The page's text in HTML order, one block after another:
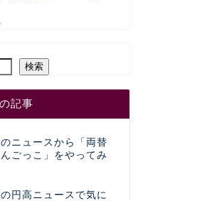
検索
記事
ニュースから「両替
ごっこ」をやってみ
円高ニュースで気に